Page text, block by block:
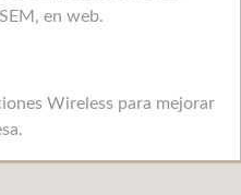
en web.
Wireless para mejorar